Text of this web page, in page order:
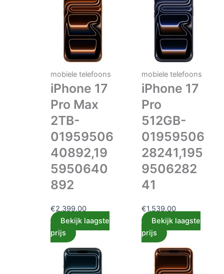
mobiele telefoons
iPhone 17
Pro Max
2TB-
01959506
40892,19
5950640
892
€2,399.00
Bekijk laagste
prijs
mobiele telefoons
iPhone 17
Pro
512GB-
01959506
28241,195
9506282
41
€1,539.00
Bekijk laagste
prijs